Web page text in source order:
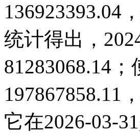
136923393.04
统计得出，
81283068.14
197867858.11
它在2026-03-